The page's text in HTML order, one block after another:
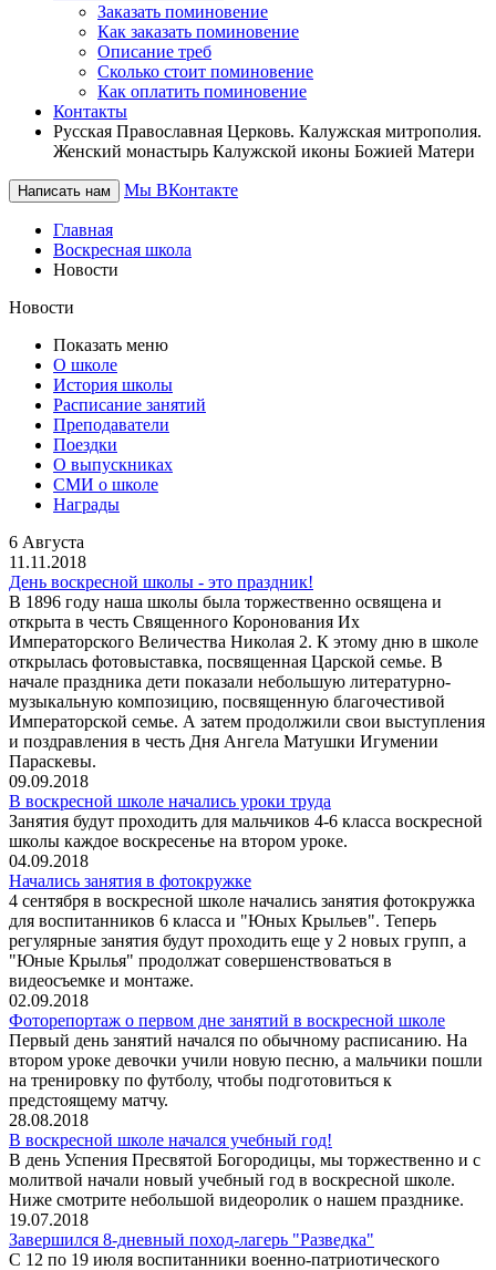
Заказать поминовение
Как заказать поминовение
Описание треб
Сколько стоит поминовение
Как оплатить поминовение
Контакты
Русская Православная Церковь. Калужская митрополия.
Женский монастырь Калужской иконы Божией Матери
Написать нам Мы ВКонтакте
Главная
Воскресная школа
Новости
Новости
Показать меню
О школе
История школы
Расписание занятий
Преподаватели
Поездки
О выпускниках
СМИ о школе
Награды
6 Августа
11.11.2018
День воскресной школы - это праздник!
В 1896 году наша школы была торжественно освящена и
открыта в честь Священного Коронования Их
Императорского Величества Николая 2. К этому дню в школе
открылась фотовыставка, посвященная Царской семье. В
начале праздника дети показали небольшую литературно-
музыкальную композицию, посвященную благочестивой
Императорской семье. А затем продолжили свои выступления
и поздравления в честь Дня Ангела Матушки Игумении
Параскевы.
09.09.2018
В воскресной школе начались уроки труда
Занятия будут проходить для мальчиков 4-6 класса воскресной
школы каждое воскресенье на втором уроке.
04.09.2018
Начались занятия в фотокружке
4 сентября в воскресной школе начались занятия фотокружка
для воспитанников 6 класса и "Юных Крыльев". Теперь
регулярные занятия будут проходить еще у 2 новых групп, а
"Юные Крылья" продолжат совершенствоваться в
видеосъемке и монтаже.
02.09.2018
Фоторепортаж о первом дне занятий в воскресной школе
Первый день занятий начался по обычному расписанию. На
втором уроке девочки учили новую песню, а мальчики пошли
на тренировку по футболу, чтобы подготовиться к
предстоящему матчу.
28.08.2018
В воскресной школе начался учебный год!
В день Успения Пресвятой Богородицы, мы торжественно и с
молитвой начали новый учебный год в воскресной школе.
Ниже смотрите небольшой видеоролик о нашем празднике.
19.07.2018
Завершился 8-дневный поход-лагерь "Разведка"
С 12 по 19 июля воспитанники военно-патриотического